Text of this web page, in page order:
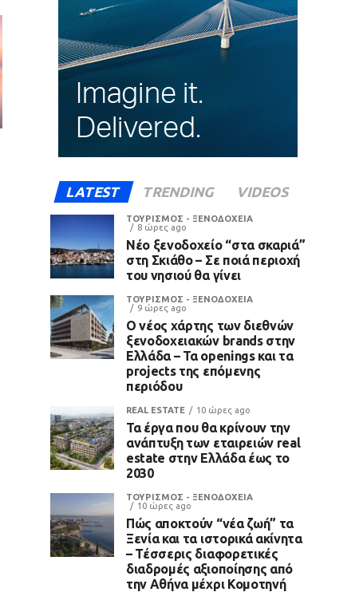
LATEST TRENDING VIDEOS
ΤΟΥΡΙΣΜΟΣ - ΞΕΝΟΔΟΧΕΙΑ
8 ώρες ago
Νέο ξενοδοχείο “στα σκαριά”
στη Σκιάθο – Σε ποιά περιοχή
του νησιού θα γίνει
ΤΟΥΡΙΣΜΟΣ - ΞΕΝΟΔΟΧΕΙΑ
9 ώρες ago
Ο νέος χάρτης των διεθνών
ξενοδοχειακών brands στην
Ελλάδα – Τα openings και τα
projects της επόμενης
περιόδου
REAL ESTATE 10 ώρες ago
Τα έργα που θα κρίνουν την
ανάπτυξη των εταιρειών real
estate στην Ελλάδα έως το
2030
ΤΟΥΡΙΣΜΟΣ - ΞΕΝΟΔΟΧΕΙΑ
10 ώρες ago
Πώς αποκτούν “νέα ζωή” τα
Ξενία και τα ιστορικά ακίνητα
– Τέσσερις διαφορετικές
διαδρομές αξιοποίησης από
την Αθήνα μέχρι Κομοτηνή